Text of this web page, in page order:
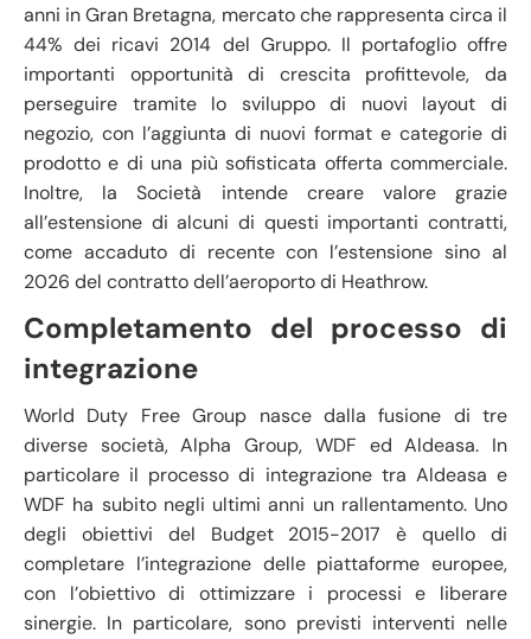
anni in Gran Bretagna, mercato che rappresenta circa il
44% dei ricavi 2014 del Gruppo. Il portafoglio offre
importanti opportunità di crescita profittevole, da
perseguire tramite lo sviluppo di nuovi layout di
negozio, con l’aggiunta di nuovi format e categorie di
prodotto e di una più sofisticata offerta commerciale.
Inoltre, la Società intende creare valore grazie
all’estensione di alcuni di questi importanti contratti,
come accaduto di recente con l’estensione sino al
2026 del contratto dell’aeroporto di Heathrow.
Completamento del processo di
integrazione
World Duty Free Group nasce dalla fusione di tre
diverse società, Alpha Group, WDF ed Aldeasa. In
particolare il processo di integrazione tra Aldeasa e
WDF ha subito negli ultimi anni un rallentamento. Uno
degli obiettivi del Budget 2015-2017 è quello di
completare l’integrazione delle piattaforme europee,
con l’obiettivo di ottimizzare i processi e liberare
sinergie. In particolare, sono previsti interventi nelle